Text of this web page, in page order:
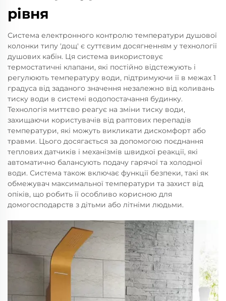
рівня
Система електронного контролю температури душової
колонки типу 'дощ' є суттєвим досягненням у технології
душових кабін. Ця система використовує
термостатичні клапани, які постійно відстежують і
регулюють температуру води, підтримуючи її в межах 1
градуса від заданого значення незалежно від коливань
тиску води в системі водопостачання будинку.
Технологія миттєво реагує на зміни тиску води,
захищаючи користувачів від раптових перепадів
температури, які можуть викликати дискомфорт або
травми. Цього досягається за допомогою поєднання
теплових датчиків і механізмів швидкої реакції, які
автоматично балансують подачу гарячої та холодної
води. Система також включає функції безпеки, такі як
обмежувач максимальної температури та захист від
опіків, що робить її особливо корисною для
домогосподарств з дітьми або літніми людьми.